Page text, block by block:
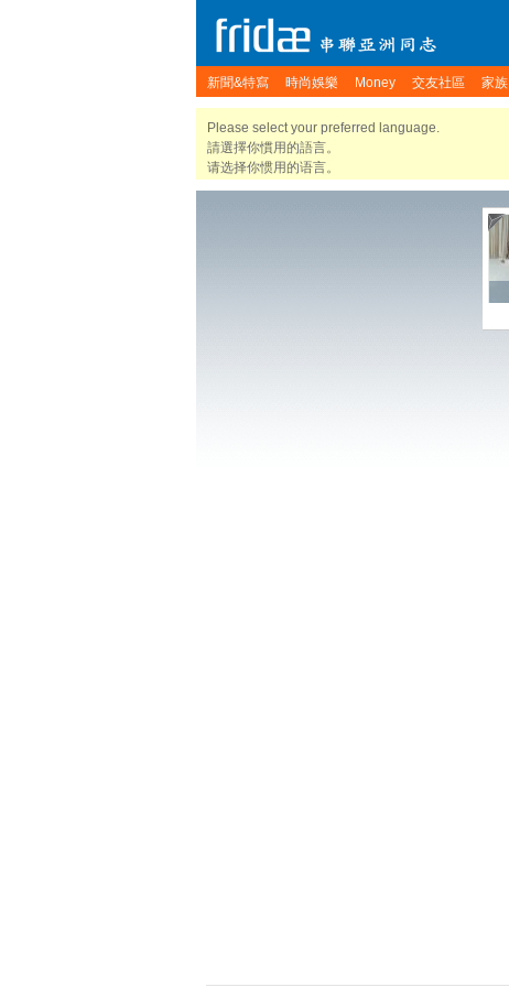
新聞&特寫 時尚娛樂 Money 交友社區 家族
Please select your preferred language.
請選擇你慣用的語言。
请选择你惯用的语言。